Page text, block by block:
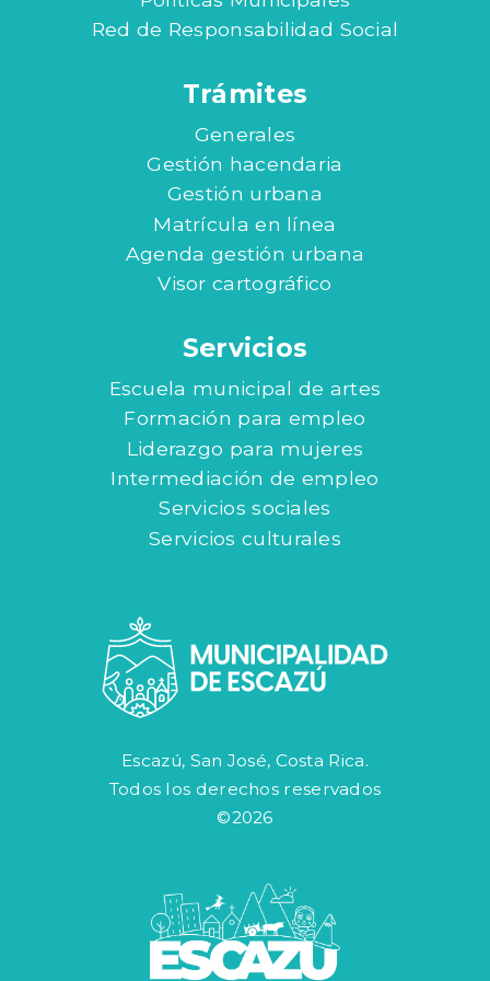
Red de Responsabilidad Social
Trámites
Generales
Gestión hacendaria
Gestión urbana
Matrícula en línea
Agenda gestión urbana
Visor cartográfico
Servicios
Escuela municipal de artes
Formación para empleo
Liderazgo para mujeres
Intermediación de empleo
Servicios sociales
Servicios culturales
Escazú, San José, Costa Rica.
Todos los derechos reservados
©2026